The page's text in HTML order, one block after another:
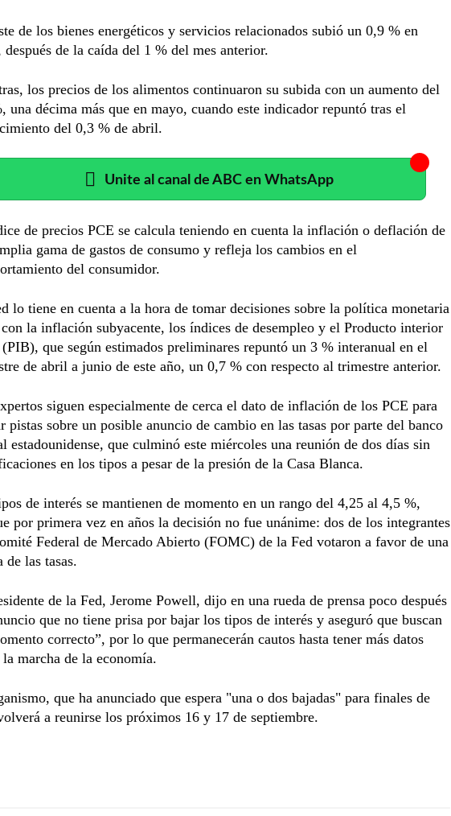
de los bienes energéticos y servicios relacionados subió un 0,9 % en
de la caída del 1 % del mes anterior.
los precios de los alimentos continuaron su subida con un aumento del
una décima más que en mayo, cuando este indicador repuntó tras el
del 0,3 % de abril.
Unite al canal de ABC en WhatsApp
de precios PCE se calcula teniendo en cuenta la inflación o deflación de
gama de gastos de consumo y refleja los cambios en el
del consumidor.
lo tiene en cuenta a la hora de tomar decisiones sobre la política monetaria
la inflación subyacente, los índices de desempleo y el Producto interior
que según estimados preliminares repuntó un 3 % interanual en el
de abril a junio de este año, un 0,7 % con respecto al trimestre anterior.
siguen especialmente de cerca el dato de inflación de los PCE para
pistas sobre un posible anuncio de cambio en las tasas por parte del banco
estadounidense, que culminó este miércoles una reunión de dos días sin
en los tipos a pesar de la presión de la Casa Blanca.
de interés se mantienen de momento en un rango del 4,25 al 4,5 %,
por primera vez en años la decisión no fue unánime: dos de los integrantes
Federal de Mercado Abierto (FOMC) de la Fed votaron a favor de una
de las tasas.
de la Fed, Jerome Powell, dijo en una rueda de prensa poco después
que no tiene prisa por bajar los tipos de interés y aseguró que buscan
correcto”, por lo que permanecerán cautos hasta tener más datos
la marcha de la economía.
que ha anunciado que espera "una o dos bajadas" para finales de
a reunirse los próximos 16 y 17 de septiembre.